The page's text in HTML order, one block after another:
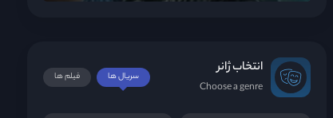
انتخاب ژانر
Choose a genre
فیلم ها سریال ها